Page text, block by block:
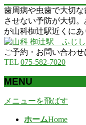
歯周病や虫歯で大切
させない予防が大切
が山科椥辻駅近くにあ
ご予約・お問い合わ
TEL 075-582-7020
MENU
メニューを飛ばす
ホームHome